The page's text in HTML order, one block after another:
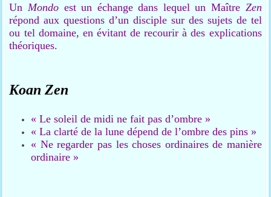
Un Mondo est un échange dans lequel un Maître Zen
répond aux questions d’un disciple sur des sujets de tel
ou tel domaine, en évitant de recourir à des explications
théoriques.
Koan Zen
« Le soleil de midi ne fait pas d’ombre »
« La clarté de la lune dépend de l’ombre des pins »
« Ne regarder pas les choses ordinaires de manière
ordinaire »